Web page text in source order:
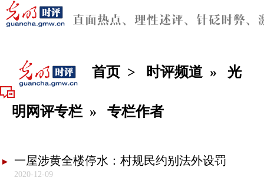
首页 > 时评频道 » 光
明网评专栏 » 专栏作者
一屋涉黄全楼停水：村规民约别法外设罚
2020-12-09